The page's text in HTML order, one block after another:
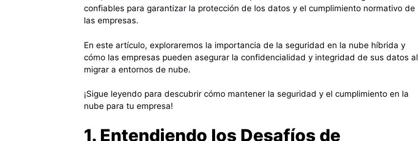
confiables para garantizar la protección de los datos y el cumplimiento normativo de
las empresas.
En este artículo, exploraremos la importancia de la seguridad en la nube híbrida y
cómo las empresas pueden asegurar la confidencialidad y integridad de sus datos al
migrar a entornos de nube.
¡Sigue leyendo para descubrir cómo mantener la seguridad y el cumplimiento en la
nube para tu empresa!
1. Entendiendo los Desafíos de